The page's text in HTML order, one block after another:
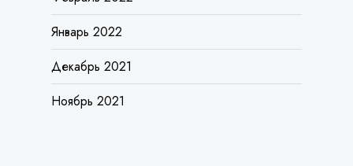
Январь 2022
Декабрь 2021
Ноябрь 2021